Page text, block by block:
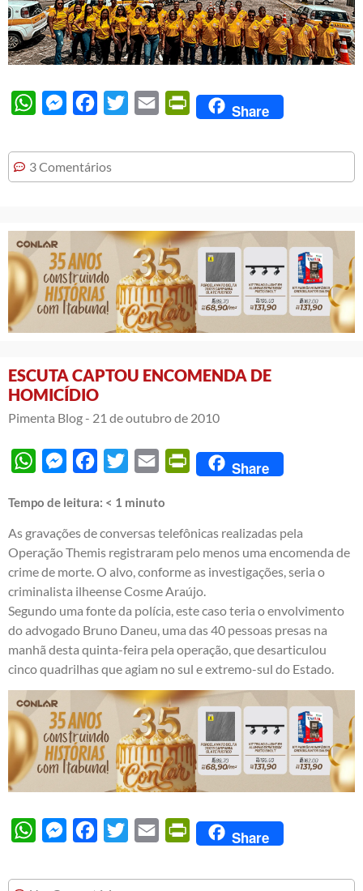
WhatsAppMessengerFacebook
Twitter Email PrintFriendly
Share
3 Comentários
ESCUTA CAPTOU ENCOMENDA DE
HOMICÍDIO
Pimenta Blog - 21 de outubro de 2010
WhatsAppMessengerFacebook
Twitter Email PrintFriendly
Share
Tempo de leitura: < 1 minuto
As gravações de conversas telefônicas realizadas pela
Operação Themis registraram pelo menos uma encomenda de
crime de morte. O alvo, conforme as investigações, seria o
criminalista ilheense Cosme Araújo.
Segundo uma fonte da polícia, este caso teria o envolvimento
do advogado Bruno Daneu, uma das 40 pessoas presas na
manhã desta quinta-feira pela operação, que desarticulou
cinco quadrilhas que agiam no sul e extremo-sul do Estado.
WhatsAppMessengerFacebook
Twitter Email PrintFriendly
Share